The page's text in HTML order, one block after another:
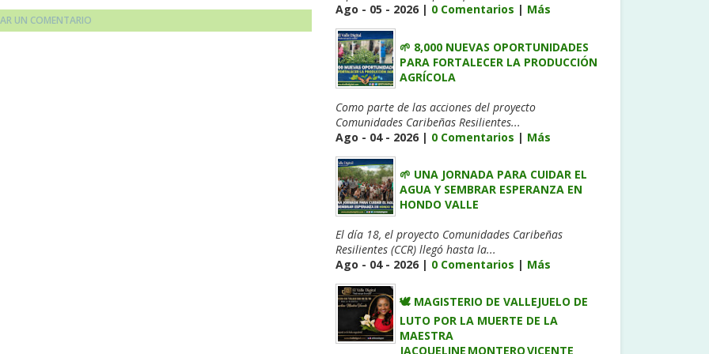
UN COMENTARIO
Ago - 05 - 2026 | 0 Comentarios | Más
🌱 8,000 NUEVAS OPORTUNIDADES
PARA FORTALECER LA PRODUCCIÓN
AGRÍCOLA
Como parte de las acciones del proyecto
Comunidades Caribeñas Resilientes...
Ago - 04 - 2026 | 0 Comentarios | Más
🌱 UNA JORNADA PARA CUIDAR EL
AGUA Y SEMBRAR ESPERANZA EN
HONDO VALLE
El día 18, el proyecto Comunidades Caribeñas
Resilientes (CCR) llegó hasta la...
Ago - 04 - 2026 | 0 Comentarios | Más
🕊️ MAGISTERIO DE VALLEJUELO DE
LUTO POR LA MUERTE DE LA
MAESTRA
JACQUELINE MONTERO VICENTE